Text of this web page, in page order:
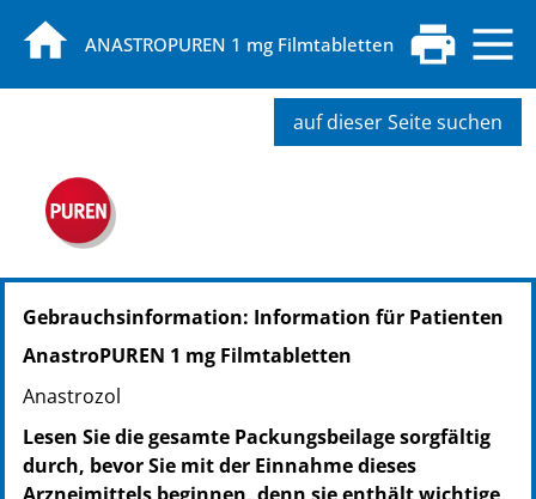
ANASTROPUREN 1 mg Filmtabletten
auf dieser Seite suchen
PZN: 17257424
PPN: 111725742469
NTIN: 04150172574246
PPN: 111725743035
NTIN: 04150172574307
PZN: 17257447
PPN: 111725744725
Gebrauchsinformation: Information für Patienten
AnastroPUREN 1 mg Filmtabletten
Anastrozol
Lesen Sie die gesamte Packungsbeilage sorgfältig
durch, bevor Sie mit der Einnahme dieses